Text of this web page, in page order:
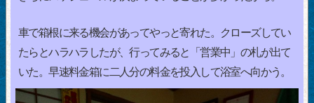
車で箱根に来る機会があってやっと寄れた。クローズしてい
たらとハラハラしたが、行ってみると「営業中」の札が出て
いた。早速料金箱に二人分の料金を投入して浴室へ向かう。